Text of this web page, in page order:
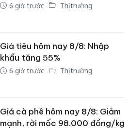
6 giờ trước Thị trường
Giá tiêu hôm nay 8/8: Nhập
khẩu tăng 55%
6 giờ trước Thị trường
Giá cà phê hôm nay 8/8: Giảm
mạnh, rời mốc 98.000 đồng/kg